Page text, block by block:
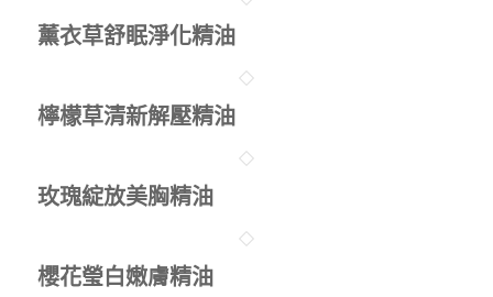
薰衣草舒眠淨化精油
檸檬草清新解壓精油
玫瑰綻放美胸精油
櫻花瑩白嫩膚精油